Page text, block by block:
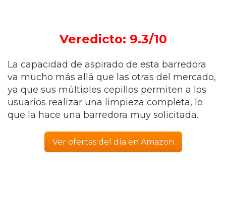
Veredicto: 9.3/10
La capacidad de aspirado de esta barredora
va mucho más allá que las otras del mercado,
ya que sus múltiples cepillos permiten a los
usuarios realizar una limpieza completa, lo
que la hace una barredora muy solicitada.
Ver ofertas del día en Amazon